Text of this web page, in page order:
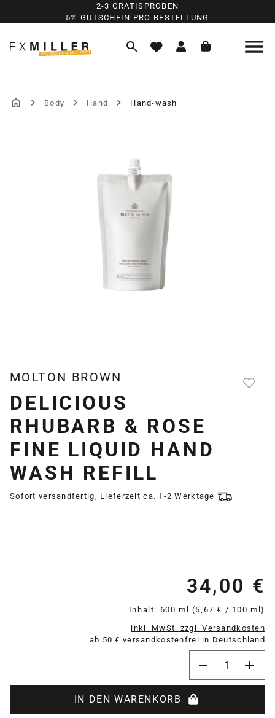
Zum Hauptinhalt springen
2-3 GRATISPROBEN
5% GUTSCHEIN PRO BESTELLUNG
Body Hand Hand-wash
Bildergalerie überspringen
MOLTON BROWN
DELICIOUS
RHUBARB & ROSE
FINE LIQUID HAND
WASH REFILL
Sofort versandfertig, Lieferzeit ca. 1-2 Werktage
34,00 €
Inhalt: 600 ml (5,67 € / 100 ml)
inkl. MwSt. zzgl. Versandkosten
ab 50 € versandkostenfrei in Deutschland
IN DEN WARENKORB